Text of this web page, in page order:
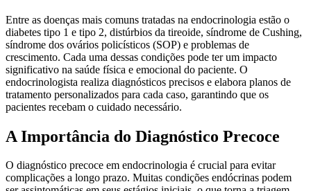
Entre as doenças mais comuns tratadas na endocrinologia estão o
diabetes tipo 1 e tipo 2, distúrbios da tireoide, síndrome de Cushing,
síndrome dos ovários policísticos (SOP) e problemas de
crescimento. Cada uma dessas condições pode ter um impacto
significativo na saúde física e emocional do paciente. O
endocrinologista realiza diagnósticos precisos e elabora planos de
tratamento personalizados para cada caso, garantindo que os
pacientes recebam o cuidado necessário.
A Importância do Diagnóstico Precoce
O diagnóstico precoce em endocrinologia é crucial para evitar
complicações a longo prazo. Muitas condições endócrinas podem